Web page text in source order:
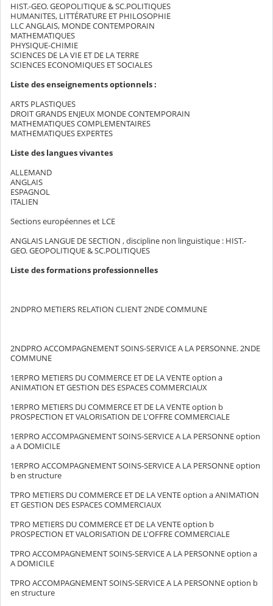
HIST.-GEO. GEOPOLITIQUE & SC.POLITIQUES
HUMANITES, LITTÉRATURE ET PHILOSOPHIE
LLC ANGLAIS, MONDE CONTEMPORAIN
MATHEMATIQUES
PHYSIQUE-CHIMIE
SCIENCES DE LA VIE ET DE LA TERRE
SCIENCES ECONOMIQUES ET SOCIALES
Liste des enseignements optionnels :
ARTS PLASTIQUES
DROIT GRANDS ENJEUX MONDE CONTEMPORAIN
MATHEMATIQUES COMPLEMENTAIRES
MATHEMATIQUES EXPERTES
Liste des langues vivantes
ALLEMAND
ANGLAIS
ESPAGNOL
ITALIEN
Sections européennes et LCE
ANGLAIS LANGUE DE SECTION , discipline non linguistique : HIST.-
GEO. GEOPOLITIQUE & SC.POLITIQUES
Liste des formations professionnelles
2NDPRO METIERS RELATION CLIENT 2NDE COMMUNE
2NDPRO ACCOMPAGNEMENT SOINS-SERVICE A LA PERSONNE. 2NDE
COMMUNE
1ERPRO METIERS DU COMMERCE ET DE LA VENTE option a
ANIMATION ET GESTION DES ESPACES COMMERCIAUX
1ERPRO METIERS DU COMMERCE ET DE LA VENTE option b
PROSPECTION ET VALORISATION DE L'OFFRE COMMERCIALE
1ERPRO ACCOMPAGNEMENT SOINS-SERVICE A LA PERSONNE option
a A DOMICILE
1ERPRO ACCOMPAGNEMENT SOINS-SERVICE A LA PERSONNE option
b en structure
TPRO METIERS DU COMMERCE ET DE LA VENTE option a ANIMATION
ET GESTION DES ESPACES COMMERCIAUX
TPRO METIERS DU COMMERCE ET DE LA VENTE option b
PROSPECTION ET VALORISATION DE L'OFFRE COMMERCIALE
TPRO ACCOMPAGNEMENT SOINS-SERVICE A LA PERSONNE option a
A DOMICILE
TPRO ACCOMPAGNEMENT SOINS-SERVICE A LA PERSONNE option b
en structure